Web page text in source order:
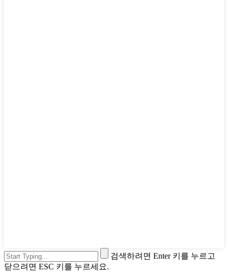
검색하려면 Enter 키를 누르고
닫으려면 ESC 키를 누르세요.